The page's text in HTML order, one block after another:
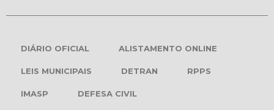
DIÁRIO OFICIAL ALISTAMENTO ONLINE
LEIS MUNICIPAIS DETRAN RPPS
IMASP DEFESA CIVIL